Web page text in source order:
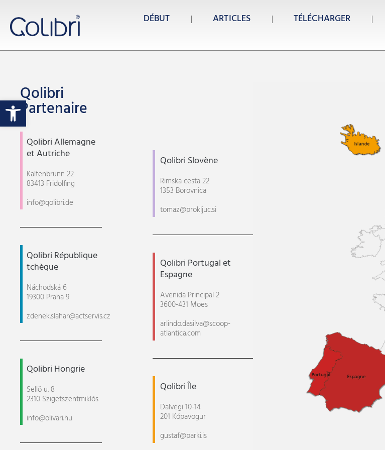
Ouvrir la barre d’outils
DÉBUT ARTICLES TÉLÉCHARGER
Qolibri
Partenaire
Qolibri Allemagne
et Autriche
Kaltenbrunn 22
83413 Fridolfing
info@qolibri.de
Qolibri République
tchèque
Náchodská 6
19300 Praha 9
zdenek.slahar@actservis.cz
Qolibri Hongrie
Sellö u. 8
2310 Szigetszentmiklós
info@olivari.hu
Qolibri Slovène
Rimska cesta 22
1353 Borovnica
tomaz@prokljuc.si
Qolibri Portugal et
Espagne
Avenida Principal 2
3600-431 Moes
arlindo.dasilva@scoop-
atlantica.com
Qolibri Île
Dalvegi 10-14
201 Kópavogur
gustaf@parki.is